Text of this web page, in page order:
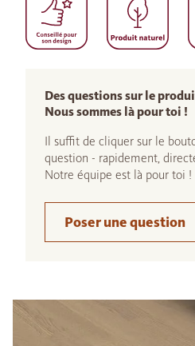
Des questions sur le
Nous sommes là pour toi !
Il suffit de cliquer sur le
question - rapidement,
Notre équipe est là pour toi !
Poser une question